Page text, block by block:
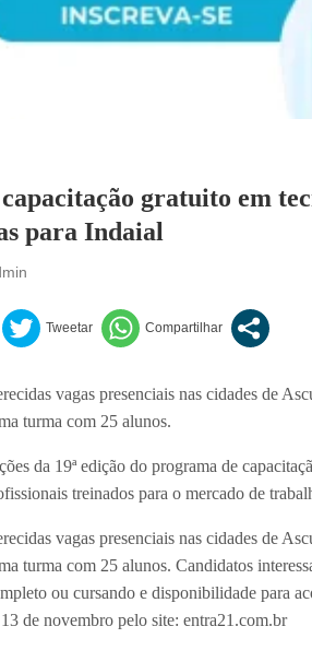
gratuito em
para Indaial
vagas presenciais nas cidades de
turma com 25 alunos.
da 19ª edição do programa de
treinados para o mercado de
vagas presenciais nas cidades de
turma com 25 alunos. Candidatos
ou cursando e disponibilidade para
de novembro pelo site: entra21.com.br